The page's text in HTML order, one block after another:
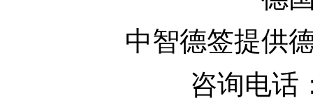
中智德签提供
咨询电话